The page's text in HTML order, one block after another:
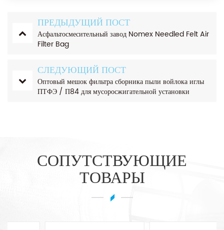
ПРЕДЫДУЩИЙ ПОСТ
Асфальтосмесительный завод Nomex Needled Felt Air
Filter Bag
СЛЕДУЮЩИЙ ПОСТ
Оптовый мешок фильтра сборника пыли войлока иглы
ПТФЭ / П84 для мусоросжигательной установки
СОПУТСТВУЮЩИЕ
ТОВАРЫ